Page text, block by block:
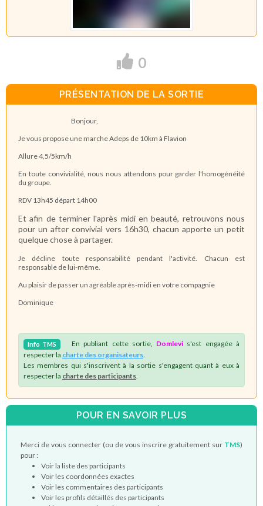
0
PRÉSENTATION DE LA SORTIE
Bonjour,
Je vous propose une marche Adeps de 10km à Flavion
Allure 4,5/5km/h
En toute convivialité, nous nous attendons pour garder l'homogénéité
du groupe.
RDV 13h45 départ 14h00
Et afin de terminer l'après midi en beauté, retrouvons nous
pour un after convivial vers 16h30, chacun apporte un petit
quelque chose à partager.
Je décline toute responsabilité pendant l'activité. Chacun est
responsable de lui-même.
Au plaisir de passer un agréable après-midi en votre compagnie
Dominique
Info TMS En publiant cette sortie, Domlevi s'est engagée à
respecter la charte des organisateurs
Les membres qui s'inscrivent à la sortie s'engagent quant à eux à
respecter la charte des participants
POUR EN SAVOIR PLUS
Merci de vous connecter (ou de vous inscrire gratuitement sur TMS)
pour :
Voir la liste des participants
Voir les coordonnées exactes
Voir les commentaires des participants
Voir les profils détaillés des participants